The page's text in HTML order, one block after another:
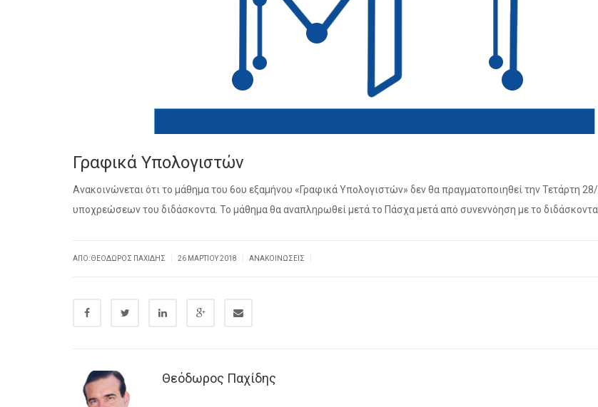
Γραφικά Υπολογιστών
Ανακοινώνεται ότι το μάθημα του 6ου εξαμήνου «Γραφικά Υπολογιστών» δεν θα πραγματοποιηθεί την Τετάρτη
υποχρεώσεων του διδάσκοντα. Το μάθημα θα αναπληρωθεί μετά το Πάσχα μετά από συνεννόηση με το
ΑΠΌ:ΘΕΌΔΩΡΟΣ ΠΑΧΊΔΗΣ 26 ΜΑΡΤΊΟΥ 2018 ΑΝΑΚΟΙΝΏΣΕΙΣ
Θεόδωρος Παχίδης